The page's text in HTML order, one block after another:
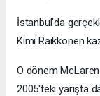
İstanbul'da
Kimi Raikkonen
O dönem McLaren
2005'teki yarışta